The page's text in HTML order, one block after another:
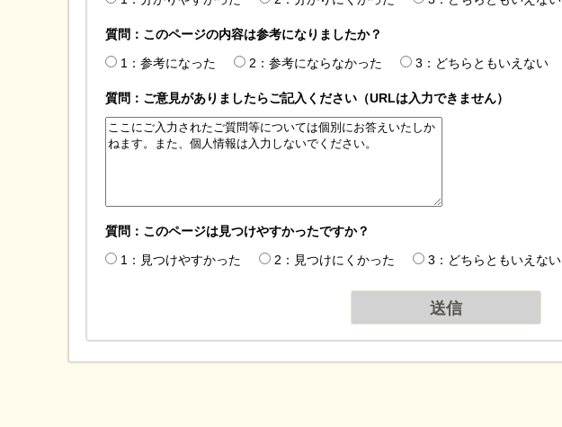
質問：このページの内容は参考になりましたか？
1：参考になった
2：参考にならなかった 3：どちらともいえない
質問：ご意見がありましたらご記入ください（URLは入力できません）
質問：このページは見つけやすかったですか？
1：見つけやすかった
2：見つけにくかった 3：どちらともいえない